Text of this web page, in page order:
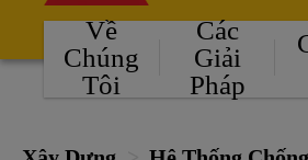
Về
Chúng
Tôi
Các
Giải
Pháp